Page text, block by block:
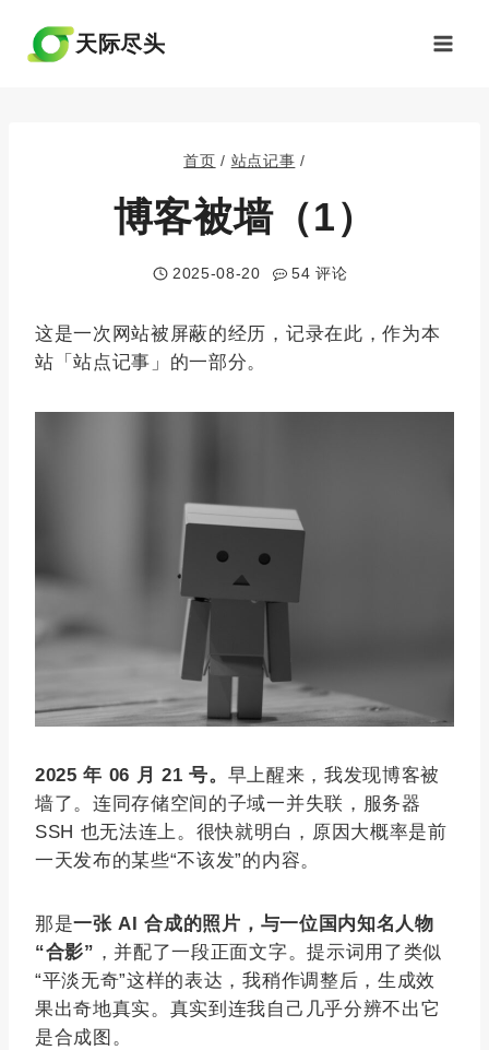
天际尽头
首页 / 站点记事 /
博客被墙（1）
2025-08-20 54 评论
这是一次网站被屏蔽的经历，记录在此，作为本
站「站点记事」的一部分。
2025 年 06 月 21 号。 早上醒来，我发现博客被
墙了。连同存储空间的子域一并失联，服务器
SSH 也无法连上。很快就明白，原因大概率是前
一天发布的某些“不该发”的内容。
那是一张 AI 合成的照片，与一位国内知名人物
“合影” ，并配了一段正面文字。提示词用了类似
“平淡无奇”这样的表达，我稍作调整后，生成效
果出奇地真实。真实到连我自己几乎分辨不出它
是合成图。